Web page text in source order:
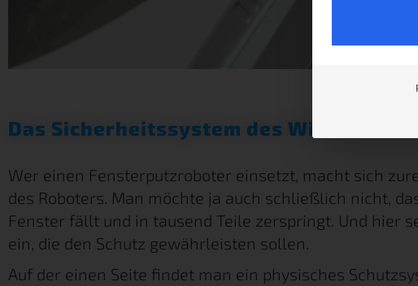
Das Sicherheitssystem des Winbot
Wer einen Fensterputzroboter einsetzt, macht sich
des Roboters. Man möchte ja auch schließlich nicht,
Fenster fällt und in tausend Teile zerspringt. Und hier
ein, die den Schutz gewährleisten sollen.
Auf der einen Seite findet man ein physisches